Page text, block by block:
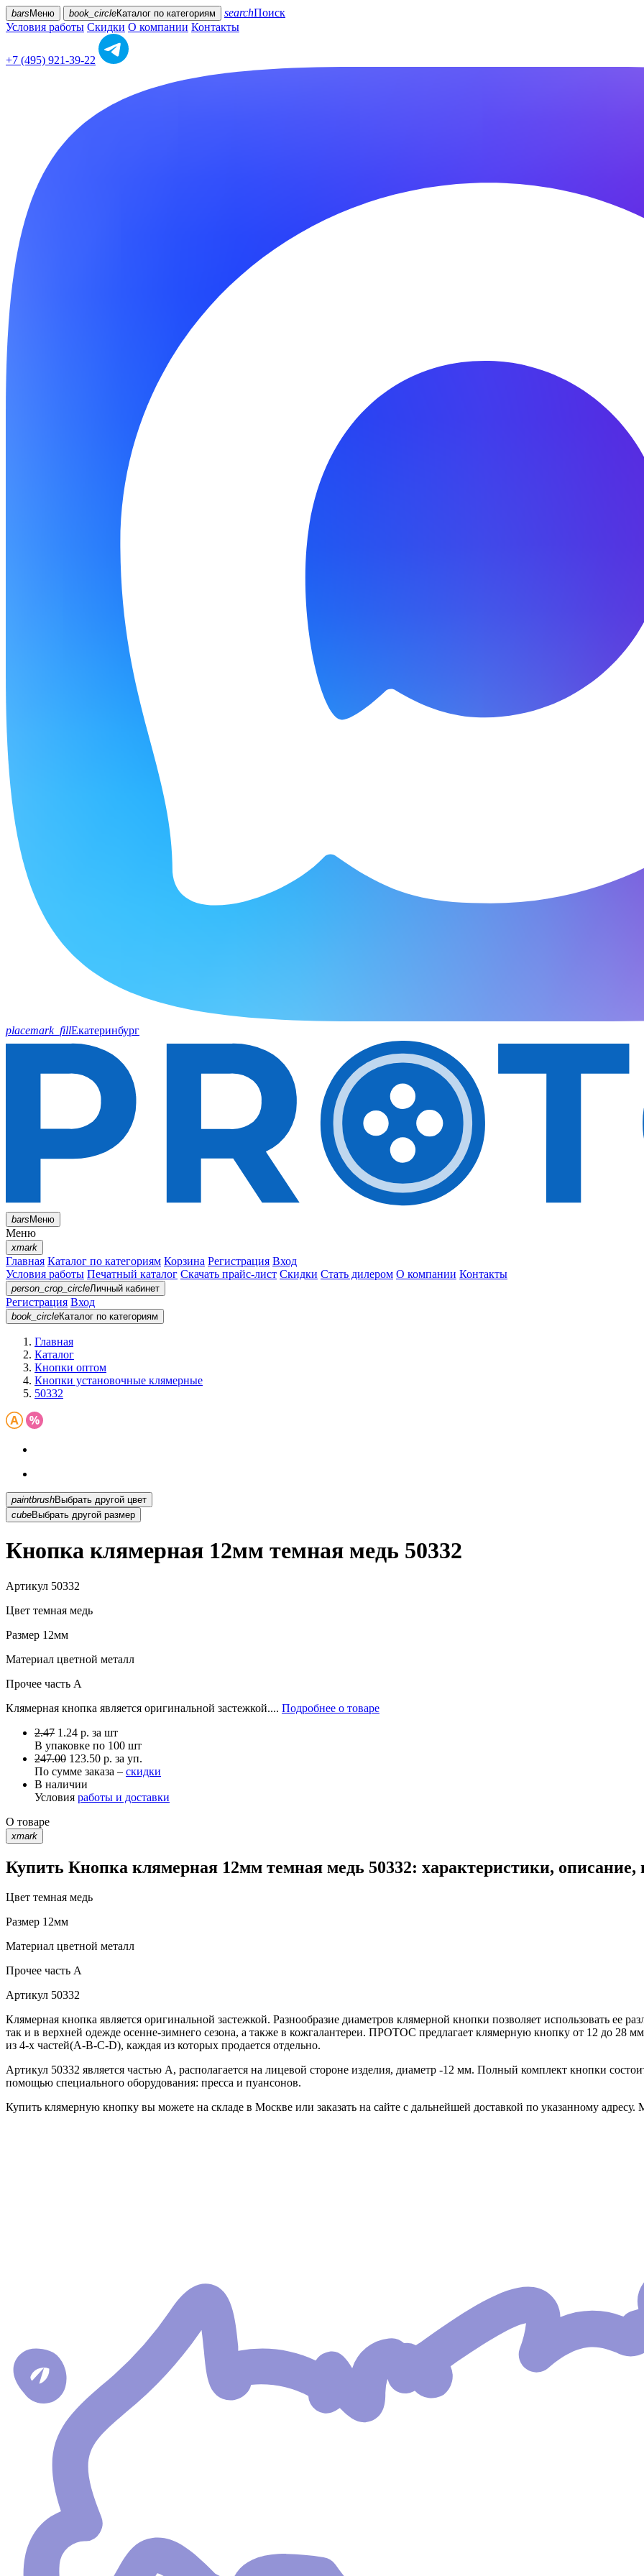
bars Меню book_circleКаталог по категориям searchПоиск
Условия работы Скидки О компании Контакты
+7 (495) 921-39-22
placemark_fillЕкатеринбург
barsМеню
Меню
xmark
Главная Каталог по категориям Корзина Регистрация Вход
Условия работы Печатный каталог Скачать прайс-лист Скидки Стать дилером О компании Контакты
person_crop_circleЛичный кабинет
Регистрация Вход
book_circleКаталог по категориям
Главная
Каталог
Кнопки оптом
Кнопки установочные клямерные
50332
paintbrush
Выбрать другой цвет
cubeВыбрать другой размер
Кнопка клямерная 12мм темная медь 50332
Артикул 50332
Цвет темная медь
Размер 12мм
Материал цветной металл
Прочее часть A
Клямерная кнопка является оригинальной застежкой.... Подробнее о товаре
2.47 1.24 р. за шт
В упаковке по 100 шт
247.00 123.50 р. за уп.
По сумме заказа – скидки
В наличии
Условия работы и доставки
О товаре
xmark
Купить Кнопка клямерная 12мм темная медь 50332: характеристики, описание,
Цвет темная медь
Размер 12мм
Материал цветной металл
Прочее часть A
Артикул 50332
Клямерная кнопка является оригинальной застежкой. Разнообразие диаметров клямерной кнопки позволяет использовать ее
так и в верхней одежде осенне-зимнего сезона, а также в кожгалантереи. ПРОТОС предлагает клямерную кнопку от 12 до 28
из 4-х частей(А-В-С-D), каждая из которых продается отдельно.
Артикул 50332 является частью А, располагается на лицевой стороне изделия, диаметр -12 мм. Полный комплект кнопки
помощью специального оборудования: пресса и пуансонов.
Купить клямерную кнопку вы можете на складе в Москве или заказать на сайте с дальнейшей доставкой по указанному